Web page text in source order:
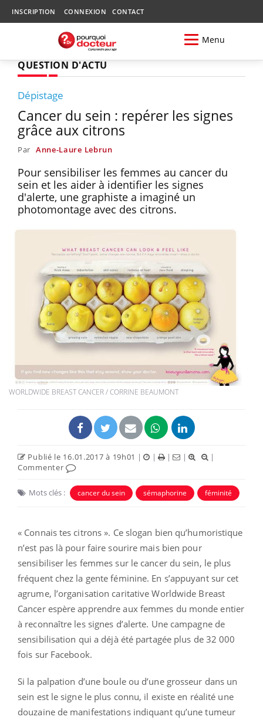
INSCRIPTION CONNEXION CONTACT
Menu
QUESTION D'ACTU
Dépistage
Cancer du sein : repérer les signes
grâce aux citrons
Par Anne-Laure Lebrun
Pour sensibiliser les femmes au cancer du
sein et les aider à identifier les signes
d'alerte, une graphiste a imaginé un
photomontage avec des citrons.
WORLDWIDE BREAST CANCER / CORRINE BEAUMONT
Publié le 16.01.2017 à 19h01 | | | |
|
Commenter
Mots clés : cancer du sein sémaphorine féminité
« Connais tes citrons ». Ce slogan bien qu’humoristique
n’est pas là pour faire sourire mais bien pour
sensibiliser les femmes sur le cancer du sein, le plus
fréquent chez la gente féminine. En s’appuyant sur cet
agrume, l’organisation caritative Worldwide Breast
Cancer espère apprendre aux femmes du monde entier
à reconnaître les signes d’alerte. Une campagne de
sensibilisation qui a déjà été partagée plus de 32 000
fois sur Facebook.
Si la palpation d’une boule ou d’une grosseur dans un
sein est le signe le plus connu, il existe en réalité une
douzaine de manifestations indiquant qu’une tumeur